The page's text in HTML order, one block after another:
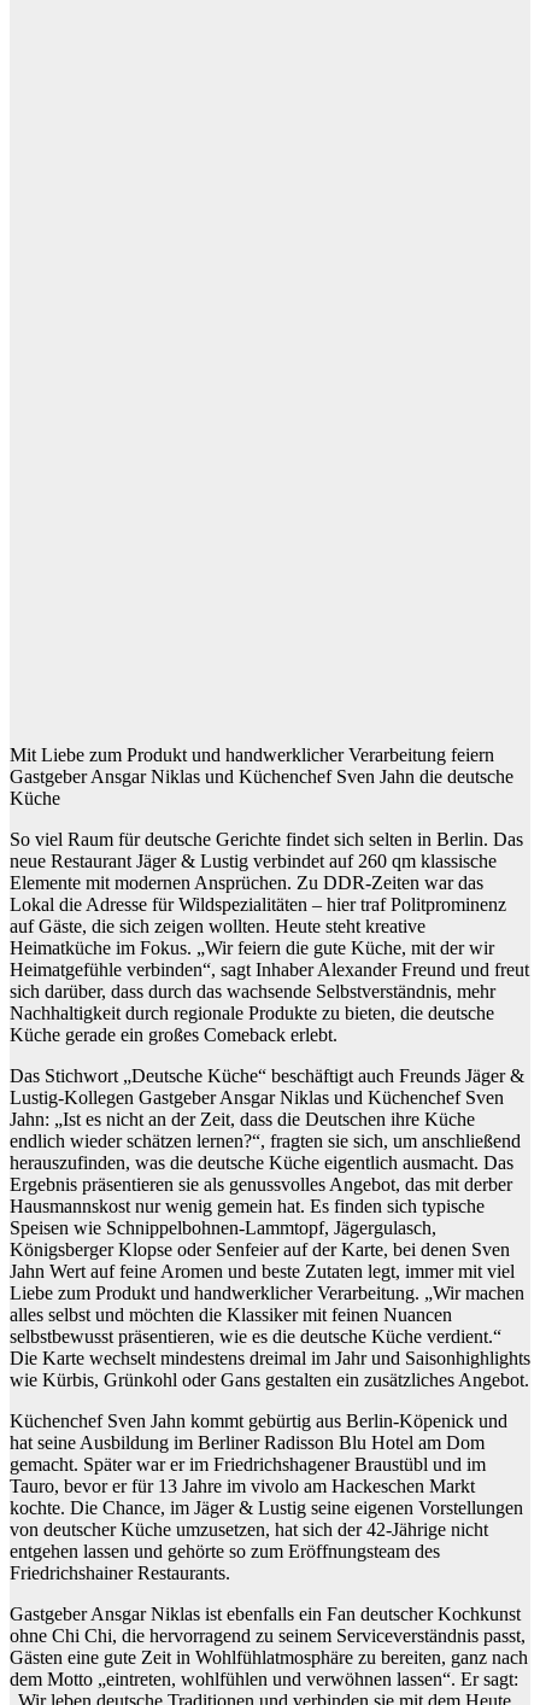
Mit Liebe zum Produkt und handwerklicher Verarbeitung feiern
Gastgeber Ansgar Niklas und Küchenchef Sven Jahn die deutsche
Küche
So viel Raum für deutsche Gerichte findet sich selten in Berlin. Das
neue Restaurant Jäger & Lustig verbindet auf 260 qm klassische
Elemente mit modernen Ansprüchen. Zu DDR-Zeiten war das
Lokal die Adresse für Wildspezialitäten – hier traf Politprominenz
auf Gäste, die sich zeigen wollten. Heute steht kreative
Heimatküche im Fokus. „Wir feiern die gute Küche, mit der wir
Heimatgefühle verbinden“, sagt Inhaber Alexander Freund und freut
sich darüber, dass durch das wachsende Selbstverständnis, mehr
Nachhaltigkeit durch regionale Produkte zu bieten, die deutsche
Küche gerade ein großes Comeback erlebt.
Das Stichwort „Deutsche Küche“ beschäftigt auch Freunds Jäger &
Lustig-Kollegen Gastgeber Ansgar Niklas und Küchenchef Sven
Jahn: „Ist es nicht an der Zeit, dass die Deutschen ihre Küche
endlich wieder schätzen lernen?“, fragten sie sich, um anschließend
herauszufinden, was die deutsche Küche eigentlich ausmacht. Das
Ergebnis präsentieren sie als genussvolles Angebot, das mit derber
Hausmannskost nur wenig gemein hat. Es finden sich typische
Speisen wie Schnippelbohnen-Lammtopf, Jägergulasch,
Königsberger Klopse oder Senfeier auf der Karte, bei denen Sven
Jahn Wert auf feine Aromen und beste Zutaten legt, immer mit viel
Liebe zum Produkt und handwerklicher Verarbeitung. „Wir machen
alles selbst und möchten die Klassiker mit feinen Nuancen
selbstbewusst präsentieren, wie es die deutsche Küche verdient.“
Die Karte wechselt mindestens dreimal im Jahr und Saisonhighlights
wie Kürbis, Grünkohl oder Gans gestalten ein zusätzliches Angebot.
Küchenchef Sven Jahn kommt gebürtig aus Berlin-Köpenick und
hat seine Ausbildung im Berliner Radisson Blu Hotel am Dom
gemacht. Später war er im Friedrichshagener Braustübl und im
Tauro, bevor er für 13 Jahre im vivolo am Hackeschen Markt
kochte. Die Chance, im Jäger & Lustig seine eigenen Vorstellungen
von deutscher Küche umzusetzen, hat sich der 42-Jährige nicht
entgehen lassen und gehörte so zum Eröffnungsteam des
Friedrichshainer Restaurants.
Gastgeber Ansgar Niklas ist ebenfalls ein Fan deutscher Kochkunst
ohne Chi Chi, die hervorragend zu seinem Serviceverständnis passt,
Gästen eine gute Zeit in Wohlfühlatmosphäre zu bereiten, ganz nach
dem Motto „eintreten, wohlfühlen und verwöhnen lassen“. Er sagt: